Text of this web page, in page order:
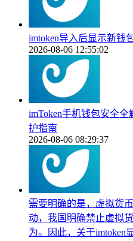
imtoken导入后显示新钱
2026-08-06 12:55:02
imToken手机钱包安全
护指南
2026-08-06 08:29:37
需要明确的是，虚拟货
动，我国明确禁止虚拟
为。因此，关于imtoken